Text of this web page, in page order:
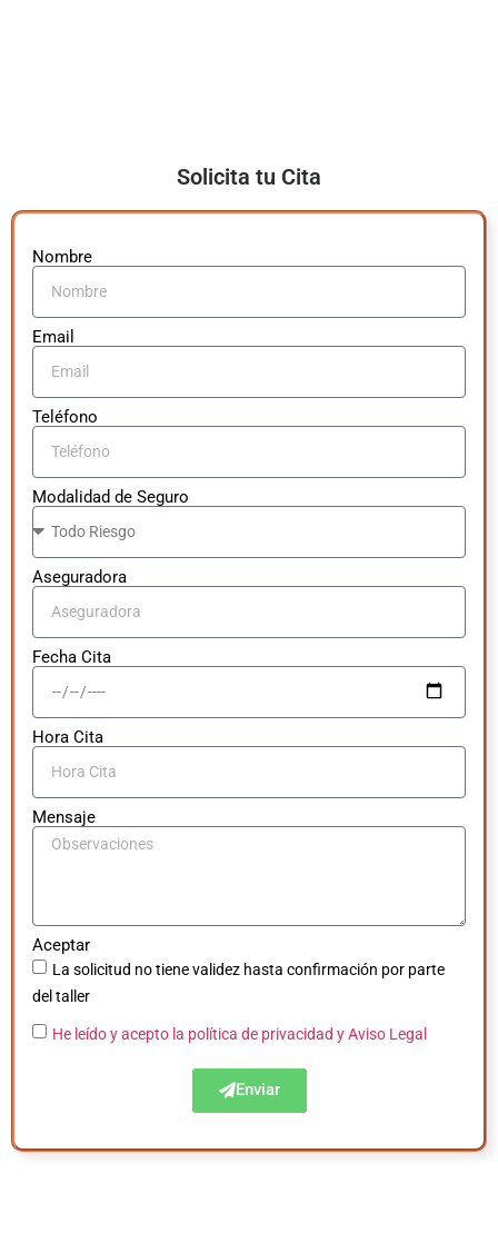
Solicita tu Cita
Nombre
Email
Teléfono
Modalidad de Seguro
Aseguradora
Fecha Cita
Hora Cita
Mensaje
Aceptar
La solicitud no tiene validez hasta confirmación por parte
del taller
He leído y acepto la política de privacidad y Aviso Legal
Enviar